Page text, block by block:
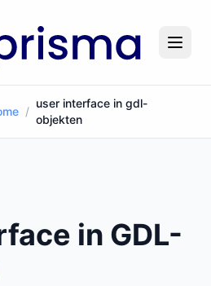
/
user interface in gdl-
objekten
in GDL-